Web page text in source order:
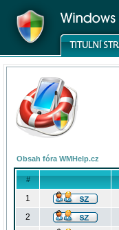
Obsah fóra WMHelp.cz
#
1
2